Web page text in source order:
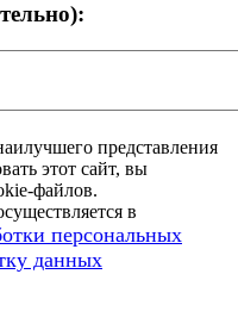
представления
этот сайт, вы
файлов.
в
персональных
данных